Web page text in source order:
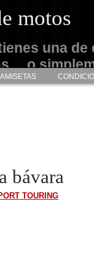
motos
una de
o
bávara
TOURING